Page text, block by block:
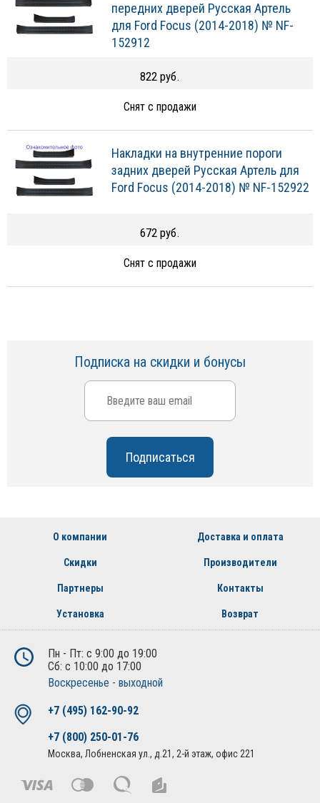
передних дверей Русская Артель
для Ford Focus (2014-2018) № NF-
152912
822 руб.
Снят с продажи
Накладки на внутренние пороги
задних дверей Русская Артель для
Ford Focus (2014-2018) № NF-152922
672 руб.
Снят с продажи
Подписка на скидки и бонусы
О компании Доставка и оплата
Скидки Производители
Партнеры Контакты
Установка Возврат
Пн - Пт: с 9:00 до 19:00
Сб: с 10:00 до 17:00
Воскресенье - выходной
+7 (495) 162-90-92
+7 (800) 250-01-76
Москва, Лобненская ул., д.21, 2-й этаж, офис 221